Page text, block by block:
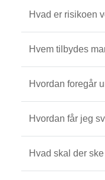
Hvad er risikoen
Hvem tilbydes
Hvordan foregår
Hvordan får jeg
Hvad skal der